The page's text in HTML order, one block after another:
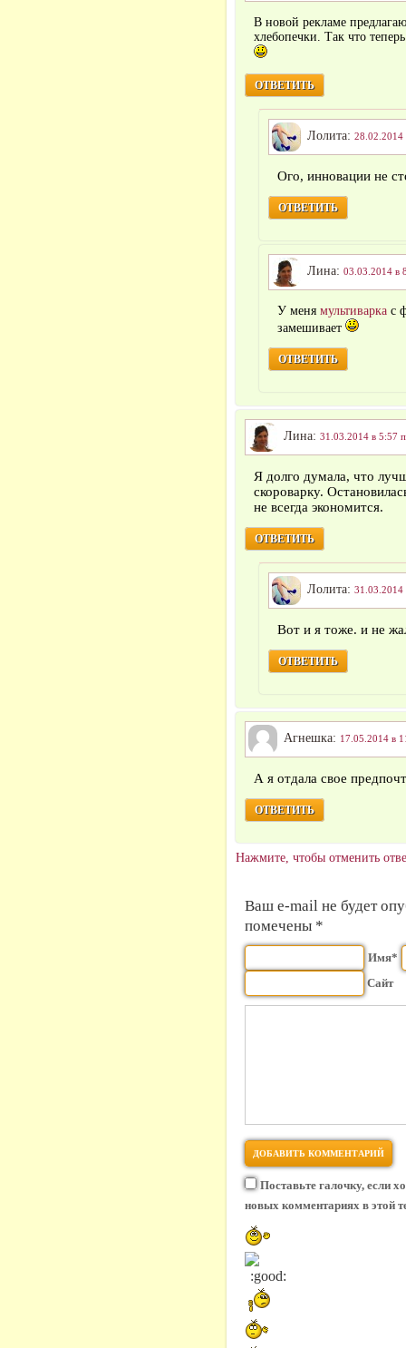
В новой рекламе
хлебопечки. Так что
ОТВЕТИТЬ
Лолита: 28.02.2014
Ого, инновации не
ОТВЕТИТЬ
Лина: 03.03.2014 в
У меня мультиварка с
замешивает
ОТВЕТИТЬ
Лина: 31.03.2014 в 5:57
Я долго думала, что
скороварку.
не всегда экономится.
ОТВЕТИТЬ
Лолита: 31.03.2014
Вот и я тоже. и не
ОТВЕТИТЬ
Агнешка: 17.05.2014 в
А я отдала свое
ОТВЕТИТЬ
Нажмите, чтобы отменить
Ваш e-mail не будет
помечены *
Имя*
Сайт
Поставьте галочку, если
новых комментариях в этой